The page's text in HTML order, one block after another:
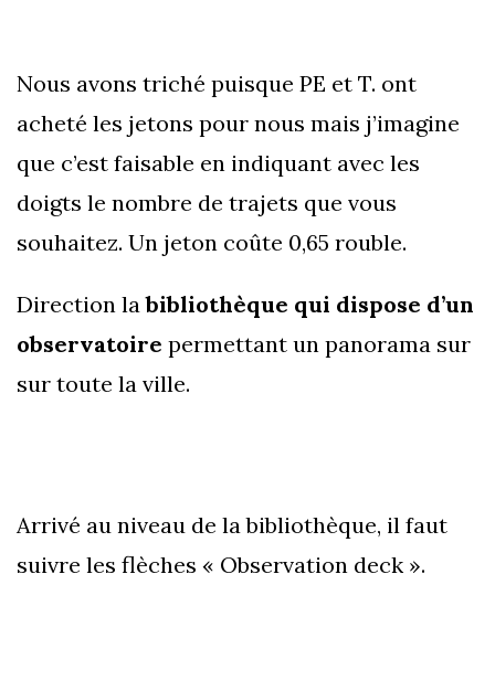
Nous avons triché puisque PE et T. ont
acheté les jetons pour nous mais j’imagine
que c’est faisable en indiquant avec les
doigts le nombre de trajets que vous
souhaitez. Un jeton coûte 0,65 rouble.
Direction labibliothèque qui dispose d’un
observatoire permettant un panorama sur
sur toute la ville.
Arrivé au niveau de la bibliothèque, il faut
suivre les flèches « Observation deck ».